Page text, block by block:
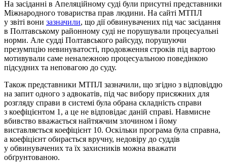
На засіданні в Апеляційному суді були присутні представники
Міжнародного товариства прав людини. На сайті МТПЛ
у звіті вони зазначили, що дії обвинувачених під час засідання
в Полтавському районному суді не порушували процесуальні
норми. Але судді Полтавського райсуду, порушуючи
презумпцію невинуватості, продовження строків під вартою
мотивували саме неналежною процесуальною поведінкою
підсудних та неповагою до суду.
Також представники МТПЛ зазначили, що згідно з відповіддю
на запит одного з адвокатів, під час вибору присяжних для
розгляду справи в системі була обрана складність справи
з коефіцієнтом 1, а це не відповідає даній справі. Навмисне
вбивство вважається найтяжчим злочином і йому
виставляється коефіцієнт 10. Оскільки програма була справна,
а коефіцієнт обирається вручну, недовіру до суддів
у обвинувачених та їх захисників можна вважати
обґрунтованою.